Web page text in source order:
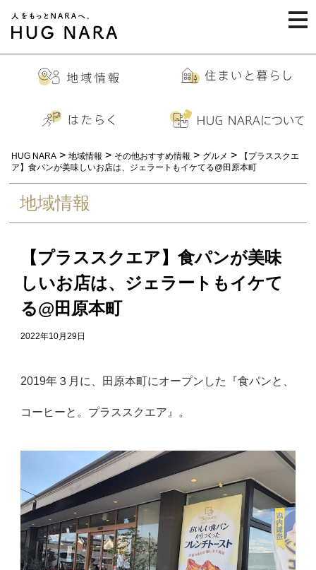
HUG NARA > 地域情報 > その他おすすめ情報 > グルメ >
【プラススクエ
ア】食パンが美味しいお店は、ジェラートもイケてる@田原本町
地域情報
【プラススクエア】食パンが美味
しいお店は、ジェラートもイケて
る@田原本町
2022年10月29日
2019年３月に、田原本町にオープンした『食パンと、
コーヒーと。プラススクエア』。